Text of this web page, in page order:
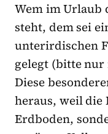
Wem im Urlaub
steht, dem sei
unterirdischen
gelegt (bitte
Diese
heraus, weil die
Erdboden,